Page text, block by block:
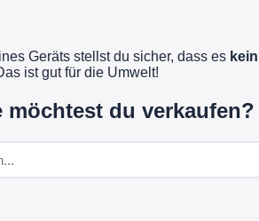
Geräts stellst du sicher, dass es kein
ist gut für die Umwelt!
möchtest du verkaufen?